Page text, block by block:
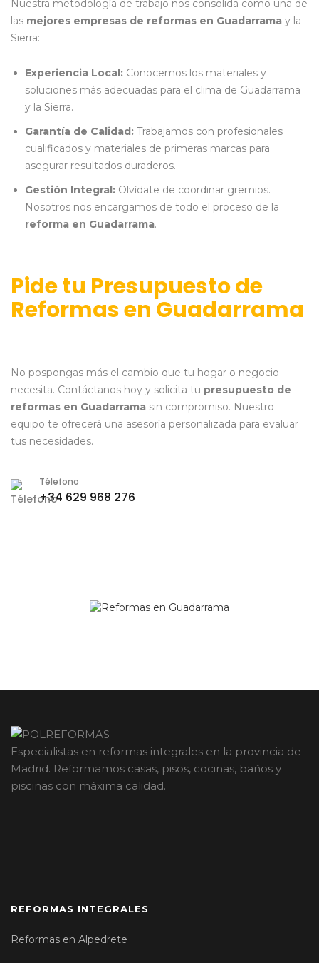
Nuestra metodología de trabajo nos consolida como una de
las mejores empresas de reformas en Guadarrama y la
Sierra:
Experiencia Local: Conocemos los materiales y
soluciones más adecuadas para el clima de Guadarrama
y la Sierra.
Garantía de Calidad: Trabajamos con profesionales
cualificados y materiales de primeras marcas para
asegurar resultados duraderos.
Gestión Integral: Olvídate de coordinar gremios.
Nosotros nos encargamos de todo el proceso de la
reforma en Guadarrama.
Pide tu Presupuesto de
Reformas en Guadarrama
No pospongas más el cambio que tu hogar o negocio
necesita. Contáctanos hoy y solicita tu presupuesto de
reformas en Guadarrama sin compromiso. Nuestro
equipo te ofrecerá una asesoría personalizada para evaluar
tus necesidades.
Télefono
+34 629 968 276
Especialistas en reformas integrales en la provincia de
Madrid. Reformamos casas, pisos, cocinas, baños y
piscinas con máxima calidad.
REFORMAS INTEGRALES
Reformas en Alpedrete